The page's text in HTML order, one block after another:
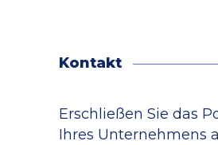
Kontakt
Erschließen Sie das
Ihres Unternehmens